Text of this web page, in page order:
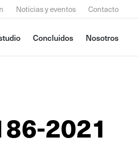
Noticias y eventos Contacto
Concluidos Nosotros
2021